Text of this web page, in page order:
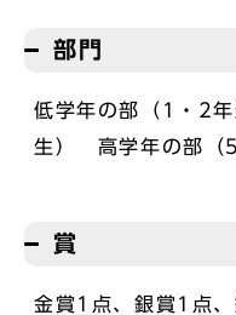
部門
低学年の部（1・2
生） 高学年の部（5
賞
金賞1点、銀賞1点